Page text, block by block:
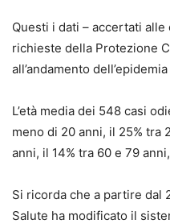
Questi i dati – accertati
richieste della Protezione
all’andamento
L’età media dei 548 casi
meno di 20 anni, il 25% tra
anni, il 14% tra 60 e 79
Si ricorda che a partire dal
Salute ha modificato il